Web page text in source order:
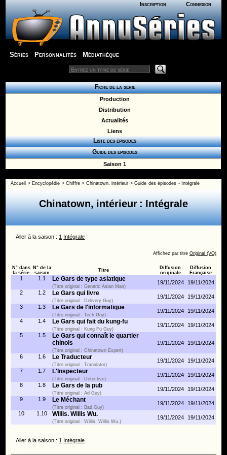
Inscription Connexion
Séries Personnalités Médiathèque
Fiche de la série
Production
Distribution
Actualités
Liens
Liste des épisodes
Guide des épisodes
Saison 1
Accueil > Encyclopédie >Chiffre > Chinatown, intérieur >Guide des épisodes - Intégrale
Chinatown, intérieur : Intégrale
Aller à la saison : 1 Intégrale
Affichez par titre Original (VO)
N° dans
la série
N° de la
saison
Titre
Diffusion
originale
Diffusion
Française
1 1.1 Le Gars de type asiatique
(Titre original : Generic Asian Man)
19/11/2024
19/11/2024
2
1.2 Le Gars qui livre
(Titre original : Delivery Guy)
19/11/2024
19/11/2024
3
1.3 Le Gars de l'informatique
(Titre original : Tech Guy)
19/11/2024
19/11/2024
4
1.4 Le Gars qui fait du kung-fu
(Titre original : Kung Fu Guy)
19/11/2024
19/11/2024
5
1.5
Le Gars qui connaît le quartier
chinois
(Titre original : Chinatown Expert)
19/11/2024 19/11/2024
6 1.6 Le Traducteur
(Titre original : Translator)
19/11/2024
19/11/2024
7
1.7 L'Inspecteur
(Titre original : Detective)
19/11/2024
19/11/2024
8
1.8 Le Gars de la pub
(Titre original : Ad Guy)
19/11/2024
19/11/2024
9
1.9 Le Méchant
(Titre original : Bad Guy)
19/11/2024
19/11/2024
10
1.10 Willis. Willis Wu.
(Titre original : Willis. Willis Wu.)
19/11/2024 19/11/2024
Aller à la saison : 1 Intégrale